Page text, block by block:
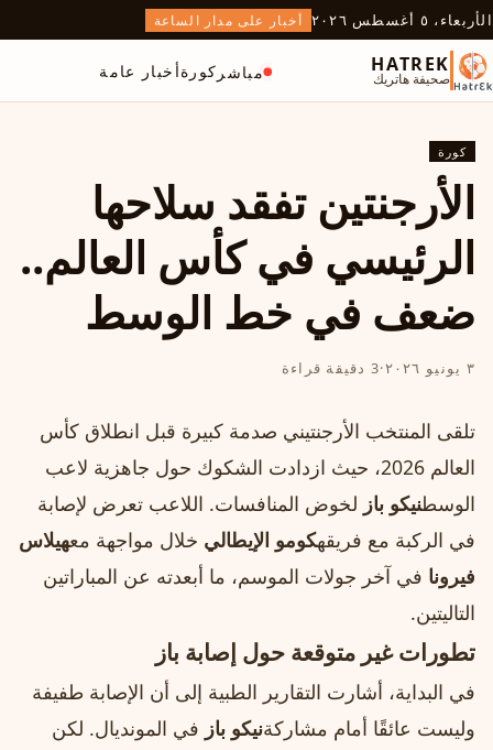
الأربعاء، ٥ أغسطس ٢٠٢٦ أخبار على مدار الساعة
HATREK
صحيفة هاتريك مباشر كورةأخبار عامة
كورة
الأرجنتين تفقد سلاحها
الرئيسي في كأس العالم..
ضعف في خط الوسط
٣ يونيو ٢٠٢٦ ·3 دقيقة قراءة
تلقى المنتخب الأرجنتيني صدمة كبيرة قبل انطلاق كأس
العالم 2026، حيث ازدادت الشكوك حول جاهزية لاعب
الوسطنيكو باز لخوض المنافسات. اللاعب تعرض لإصابة
في الركبة مع فريقهكومو الإيطالي خلال مواجهة معهيلاس
فيرونا في آخر جولات الموسم، ما أبعدته عن المباراتين
التاليتين.
تطورات غير متوقعة حول إصابة باز
في البداية، أشارت التقارير الطبية إلى أن الإصابة طفيفة
وليست عائقًا أمام مشاركةنيكو باز في المونديال. لكن